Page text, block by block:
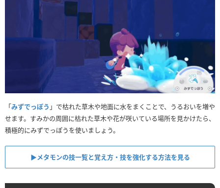
「みずでっぽう 」で枯れた草木や地面に水をまくことで、うるおいを増や
せます。すみかの周囲に枯れた草木や花が咲いている場所を見かけたら、
積極的にみずでっぽうを使いましょう。
▶︎メタモンの技一覧と覚え方・技を強化する方法を見る